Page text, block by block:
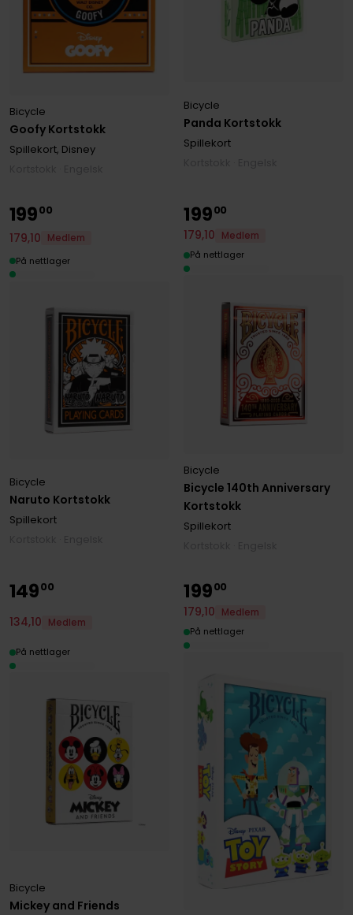
Goofy Kortstokk
Bicycle
Spillekort, Disney
Panda Kortstokk
Bicycle
Spillekort
Naruto Kortstokk
Bicycle
Spillekort
19900
179,10
Medlem
På nettlager
Bicycle 140th Anniversary
Kortstokk
Bicycle
Spillekort
19900
179,10
Medlem
På nettlager
Mickey and Friends
Bicycle
14900
134,10 Medlem
På nettlager
19900
179,10
Medlem
På nettlager